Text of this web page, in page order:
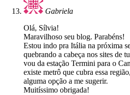
Gabriela
Olá, Sílvia!
Maravilhoso seu blog. Parabéns!
Estou indo pra Itália na próxima
quebrando a cabeça nos sites de
vou da estação Termini para o
existe metrô que cubra essa
alguma opção a me sugerir.
Muitíssimo obrigada!